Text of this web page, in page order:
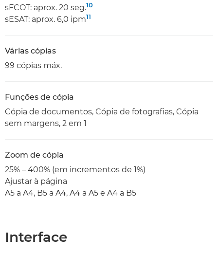
sFCOT: aprox. 20 seg.10
sESAT: aprox. 6,0 ipm11
Várias cópias
99 cópias máx.
Funções de cópia
Cópia de documentos, Cópia de fotografias, Cópia
sem margens, 2 em 1
Zoom de cópia
25% – 400% (em incrementos de 1%)
Ajustar à página
A5 a A4, B5 a A4, A4 a A5 e A4 a B5
Interface